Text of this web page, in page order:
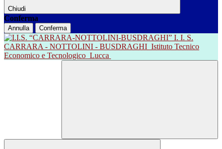
Chiudi
Conferma
Annulla Conferma
I. I. S.
CARRARA - NOTTOLINI - BUSDRAGHI Istituto Tecnico
Economico e Tecnologico Lucca